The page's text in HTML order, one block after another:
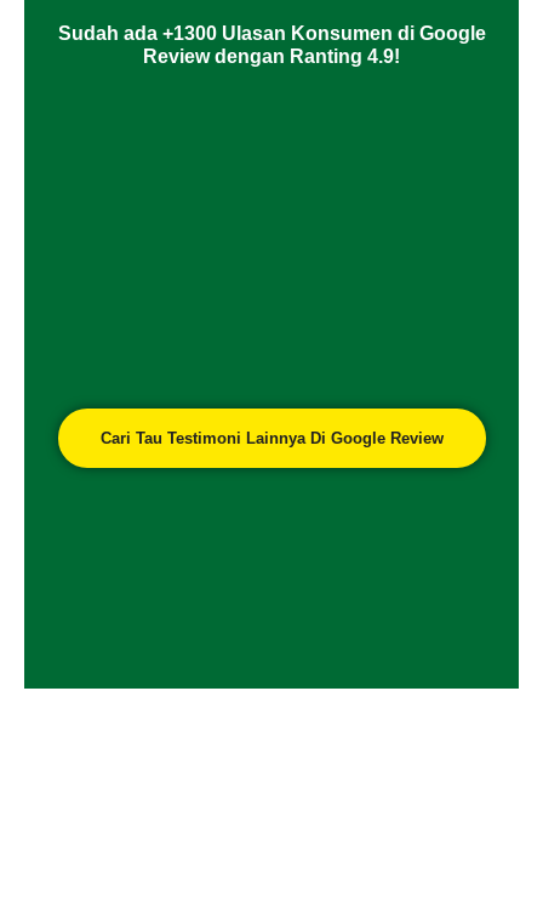
Sudah ada +1300 Ulasan Konsumen di Google
Review dengan Ranting 4.9!
Cari Tau Testimoni Lainnya Di Google Review